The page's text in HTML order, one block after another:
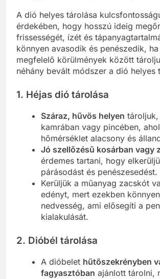
A dió helyes tárolása
érdekében, hogy hosszú ideig
frissességét, ízét és
könnyen avasodik és penészedik, ha
megfelelő körülmények között
néhány bevált módszer a dió helyes
1. Héjas dió tárolása
Száraz, hűvös helyen
kamrában vagy pincében,
hőmérséklet alacsony és
Jó szellőzésű kosárban vagy
érdemes tartani, hogy
párásodást és penészesedést.
Kerüljük a műanyag zacskót
edényt, mert ezekben
nedvesség, ami elősegíti a
kialakulását.
2. Dióbél tárolása
A dióbelet hűtőszekrényben
fagyasztóban ajánlott tárolni,